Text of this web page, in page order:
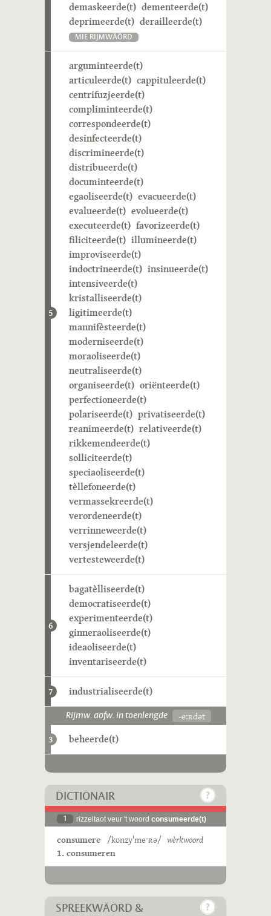
demaskeerde(t) dementeerde(t)
deprimeerde(t) derailleerde(t)
MIE RIJMWÄÖRD
5
arguminteerde(t)
articuleerde(t) cappituleerde(t)
centrifuzjeerde(t)
compliminteerde(t)
correspondeerde(t)
desinfecteerde(t)
discrimineerde(t)
distribueerde(t)
documinteerde(t)
egaoliseerde(t) evacueerde(t)
evalueerde(t) evolueerde(t)
executeerde(t) favorizeerde(t)
filiciteerde(t) illumineerde(t)
improviseerde(t)
indoctrineerde(t) insinueerde(t)
intensiveerde(t)
kristalliseerde(t)
ligitimeerde(t)
mannifèsteerde(t)
moderniseerde(t)
moraoliseerde(t)
neutraliseerde(t)
organiseerde(t) oriënteerde(t)
perfectioneerde(t)
polariseerde(t) privatiseerde(t)
reanimeerde(t) relativeerde(t)
rikkemendeerde(t)
solliciteerde(t)
speciaoliseerde(t)
tèllefoneerde(t)
vermassekreerde(t)
verordeneerde(t)
verrinneweerde(t)
versjendeleerde(t)
vertesteweerde(t)
6
bagatèlliseerde(t)
democratiseerde(t)
experimenteerde(t)
ginneraoliseerde(t)
ideaoliseerde(t)
inventariseerde(t)
7 industrialiseerde(t)
Rijmw. aofw. in toenlengde -eːʀdət
3 beheerde(t)
DICTIONAIR
1 rizzeltaot veur 't woord consumeerde(t)
consumere /kʊnzyˈmeˑʀə/ wèrkwoord
1. consumeren
SPREEKWÄÖRD &